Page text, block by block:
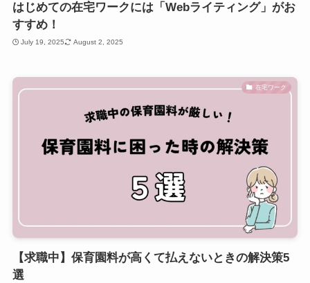
はじめての在宅ワークには「Webライティング」がお
すすめ！
July 19, 2025 August 2, 2025
在宅ワーク
【求職中】保育園料が高くて払えないときの解決策5
選